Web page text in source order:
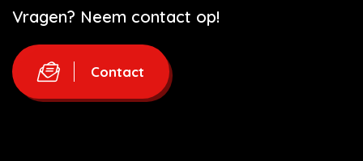
Vragen? Neem contact op!
Contact